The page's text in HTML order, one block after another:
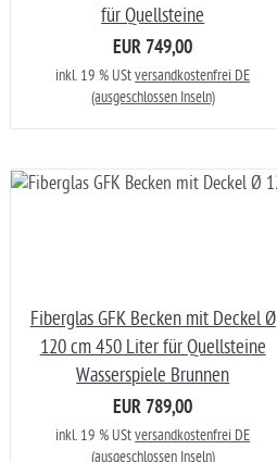
für Quellsteine
EUR 749,00
inkl. 19 % UStversandkostenfrei DE
(ausgeschlossen Inseln)
Fiberglas GFK Becken mit Deckel Ø
120 cm 450 Liter für Quellsteine
Wasserspiele Brunnen
EUR 789,00
inkl. 19 % UStversandkostenfrei DE
(ausgeschlossen Inseln)